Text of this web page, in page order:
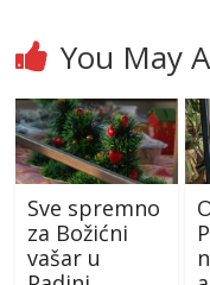
You May
Sve spremno
za Božićni
vašar u